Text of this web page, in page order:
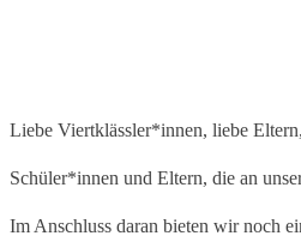
Liebe Viertklässler*innen, liebe Eltern,
Schüler*innen und Eltern, die an
Im Anschluss daran bieten wir noch